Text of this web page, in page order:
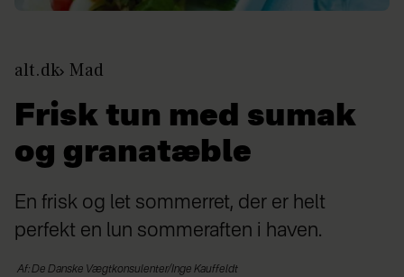
alt.dk Mad
Frisk tun med sumak
og granatæble
En frisk og let sommerret, der er helt
perfekt en lun sommeraften i haven.
Af: De Danske Vægtkonsulenter/Inge Kauffeldt